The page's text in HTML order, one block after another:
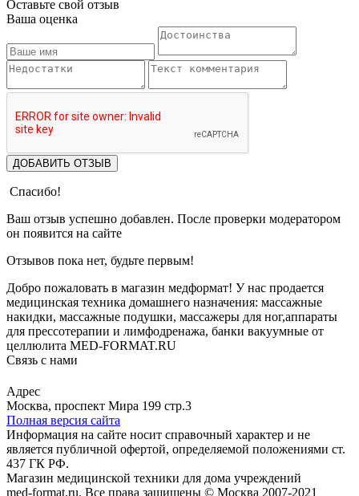
Оставьте свой отзыв
Ваша оценка
ДОБАВИТЬ ОТЗЫВ
Спасибо!
Ваш отзыв успешно добавлен. После проверки модератором
он появится на сайте
Отзывов пока нет, будьте первым!
Добро пожаловать в магазин медформат! У нас продается
медицинская техника домашнего назначения: массажные
накидки, массажные подушки, массажеры для ног,аппараты
для прессотерапии и лимфодренажа, банки вакуумные от
целлюлита MED-FORMAT.RU
Связь с нами
Адрес
Москва, проспект Мира 199 стр.3
Полная версия сайта
Информация на сайте носит справочный характер и не
является публичной офертой, определяемой положениями ст.
437 ГК РФ.
Магазин медицинской техники для дома учреждений
med-format.ru. Все права защищены © Москва 2007-2021